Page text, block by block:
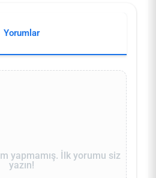
Yorumlar
yapmamış. İlk yorumu siz
yazın!